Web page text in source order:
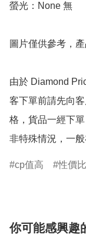
螢光：None 無
圖片僅供參考，產
由於 Diamond
客下單前請先向
格，貨品一經下
非特殊情況，一般
cp值高 性價
你可能感興趣